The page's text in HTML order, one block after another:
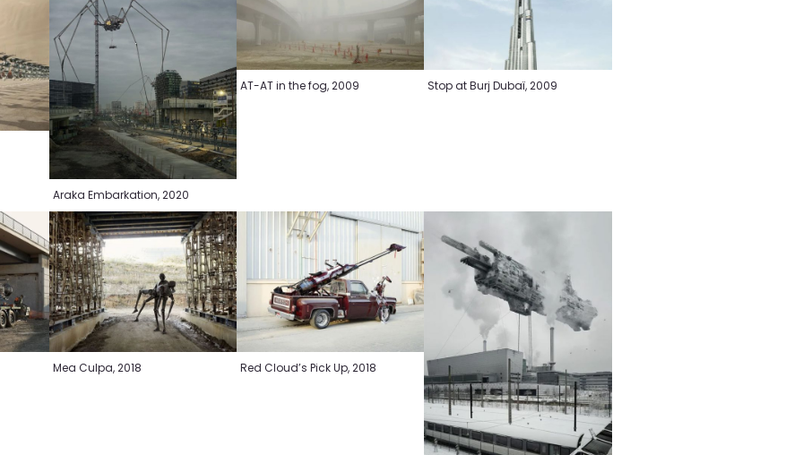
Araka Embarkation, 2020
AT-AT in the fog, 2009 Stop at Burj Dubaï, 2009
Mea Culpa, 2018 Red Cloud’s Pick Up, 2018